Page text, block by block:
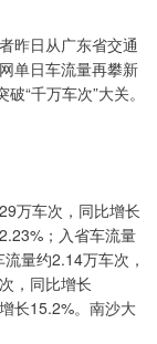
昨日从广东省交通
单日车流量再攀新
“千万车次”大关。
万车次，同比增长
；入省车流量
量约2.14万车次，
，同比增长
长15.2%。南沙大